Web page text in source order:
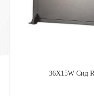
36X15W Сид